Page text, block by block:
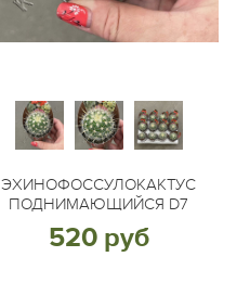
ЭХИНОФОССУЛОКАКТУС
ПОДНИМАЮЩИЙСЯ D7
520 руб